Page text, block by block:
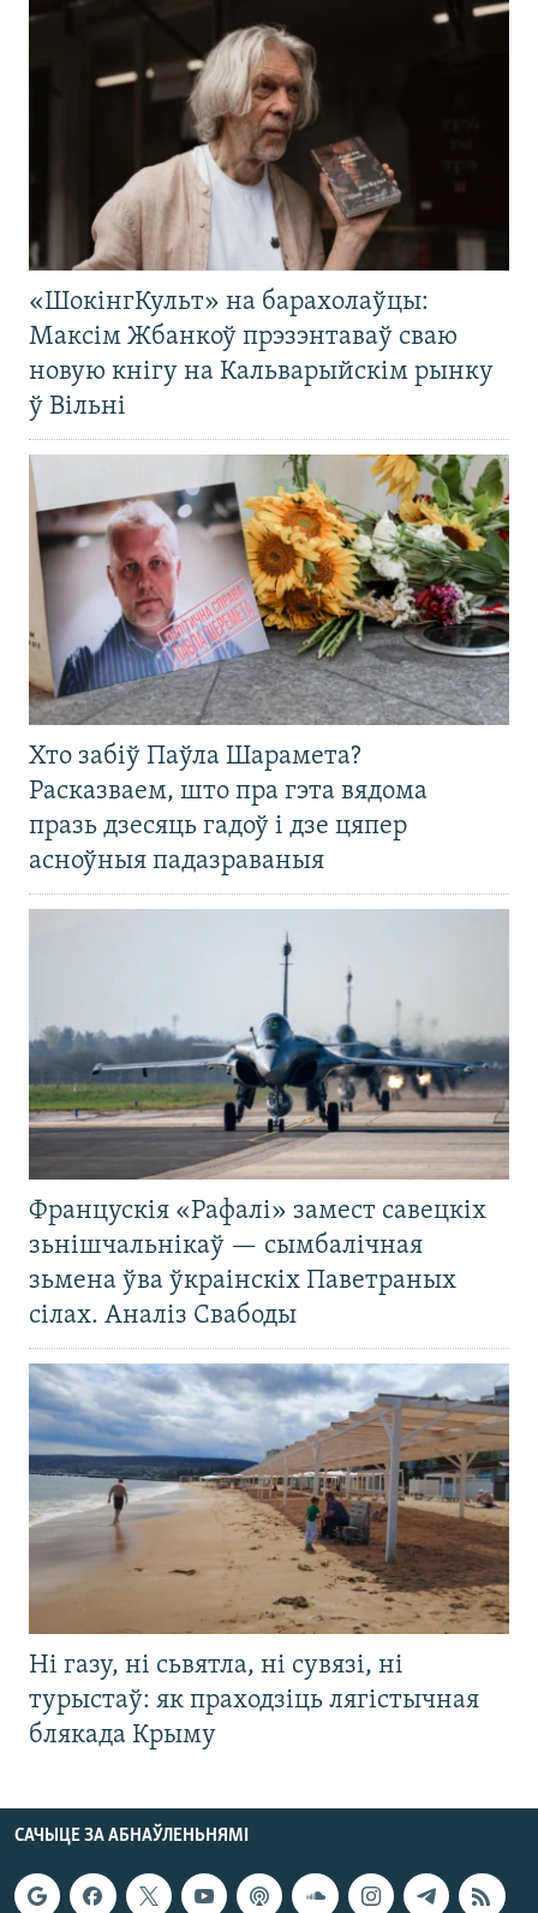
«ШокінгКульт» на барахолаўцы:
Максім Жбанкоў прэзэнтаваў сваю
новую кнігу на Кальварыйскім рынку
ў Вільні
Хто забіў Паўла Шарамета?
Расказваем, што пра гэта вядома
празь дзесяць гадоў і дзе цяпер
асноўныя падазраваныя
Францускія «Рафалі» замест савецкіх
зьнішчальнікаў — сымбалічная
зьмена ўва ўкраінскіх Паветраных
сілах. Аналіз Свабоды
Ні газу, ні сьвятла, ні сувязі, ні
турыстаў: як праходзіць лягістычная
блякада Крыму
САЧЫЦЕ ЗА АБНАЎЛЕНЬНЯМІ